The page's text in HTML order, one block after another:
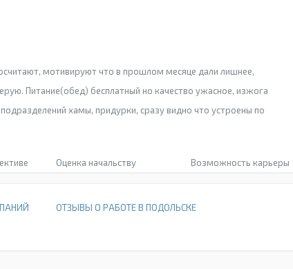
мотивируют что в прошлом месяце дали лишнее,
Питание(обед) бесплатный но качество ужасное, изжога
хамы, придурки, сразу видно что устроены по
Оценка начальству Возможность карьеры
ОТЗЫВЫ О РАБОТЕ В ПОДОЛЬСКЕ